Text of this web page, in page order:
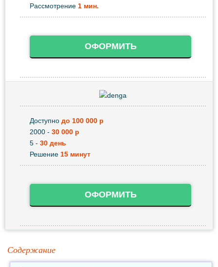
Рассмотрение 1 мин.
ОФОРМИТЬ
Доступно до 100 000 р
2000 - 30 000 р
5 - 30 день
Решение 15 минут
ОФОРМИТЬ
Содержание